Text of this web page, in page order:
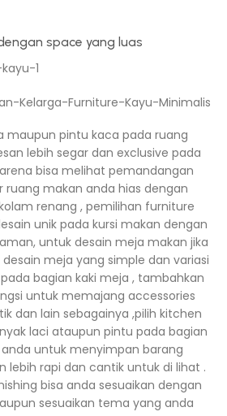
space yang luas
maupun pintu kaca pada ruang
lebih segar dan exclusive pada
bisa melihat pemandangan
ruang makan anda hias dengan
renang , pemilihan furniture
unik pada kursi makan dengan
untuk desain meja makan jika
meja yang simple dan variasi
bagian kaki meja , tambahkan
untuk memajang accessories
dan lain sebagainya ,pilih kitchen
laci ataupun pintu pada bagian
untuk menyimpan barang
lebih rapi dan cantik untuk di lihat .
bisa anda sesuaikan dengan
sesuaikan tema yang anda